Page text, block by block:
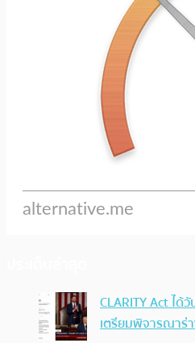
CLARITY Act ไ
เตรียมพิจารณาร่